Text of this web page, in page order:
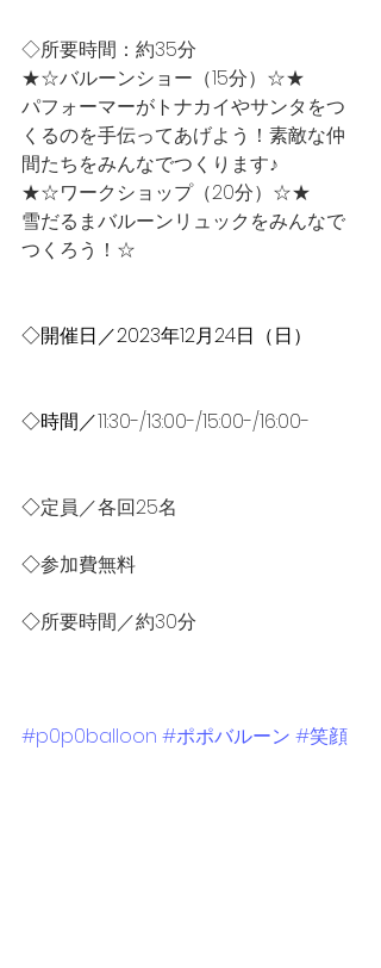
◇所要時間：約35分
★☆バルーンショー（15分）☆★
パフォーマーがトナカイやサンタをつ
くるのを手伝ってあげよう！素敵な仲
間たちをみんなでつくります♪
★☆ワークショップ（20分）☆★
雪だるまバルーンリュックをみんなで
つくろう！☆
◇開催日／2023年12月24日（日）
◇時間／11:30-/13:00-/15:00-/16:00-
◇定員／各回25名
◇参加費無料
◇所要時間／約30分
#p0p0balloon #ポポバルーン #笑顔